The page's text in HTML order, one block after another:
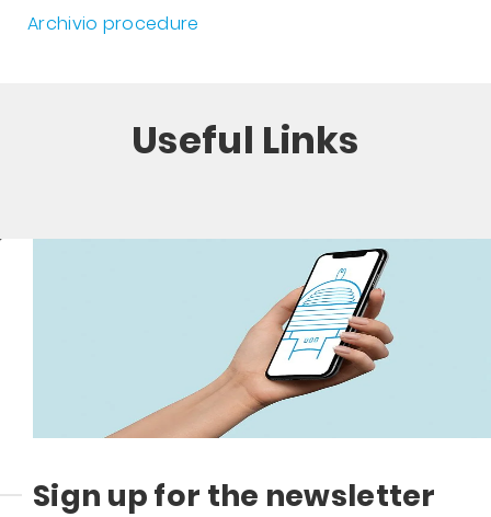
Archivio procedure
Useful Links
Sign up for the newsletter